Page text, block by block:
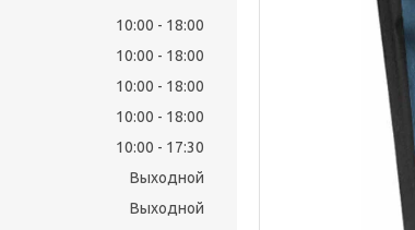
10:00
18:00
10:00
18:00
10:00
18:00
10:00
18:00
10:00
17:30
Выходной
Выходной